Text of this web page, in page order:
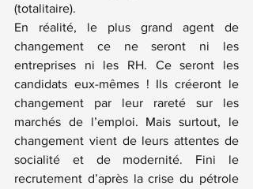
(totalitaire).
En réalité, le plus grand agent de
changement ce ne seront ni les
entreprises ni les RH. Ce seront les
candidats eux-mêmes ! Ils créeront le
changement par leur rareté sur les
marchés de l’emploi. Mais surtout, le
changement vient de leurs attentes de
socialité et de modernité. Fini le
recrutement d’après la crise du pétrole